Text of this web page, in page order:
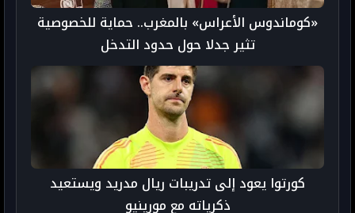
«كوماندوس الأعراس» بالمغرب.. حماية للخصوصية
تثير جدلا حول حدود التدخل
كورتوا يعود إلى تدريبات ريال مدريد ويستعيد
ذكرياته مع مورينيو